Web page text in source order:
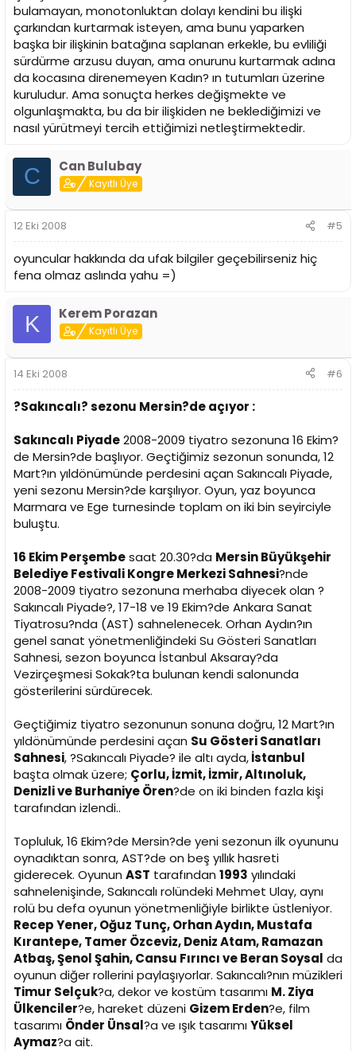
bulamayan, monotonluktan dolayı kendini bu ilişki
çarkından kurtarmak isteyen, ama bunu yaparken
başka bir ilişkinin batağına saplanan erkekle, bu evliliği
sürdürme arzusu duyan, ama onurunu kurtarmak adına
da kocasına direnemeyen Kadın? ın tutumları üzerine
kuruludur. Ama sonuçta herkes değişmekte ve
olgunlaşmakta, bu da bir ilişkiden ne beklediğimizi ve
nasıl yürütmeyi tercih ettiğimizi netleştirmektedir.
C Can Bulubay
Kayıtlı Üye
12 Eki 2008 #5
oyuncular hakkında da ufak bilgiler geçebilirseniz hiç
fena olmaz aslında yahu =)
K Kerem Porazan
Kayıtlı Üye
14 Eki 2008 #6
?Sakıncalı? sezonu Mersin?de açıyor :
Sakıncalı Piyade2008-2009 tiyatro sezonuna 16 Ekim?
de Mersin?de başlıyor. Geçtiğimiz sezonun sonunda, 12
Mart?ın yıldönümünde perdesini açan Sakıncalı Piyade,
yeni sezonu Mersin?de karşılıyor. Oyun, yaz boyunca
Marmara ve Ege turnesinde toplam on iki bin seyirciyle
buluştu.
16 Ekim Perşembesaat 20.30?da Mersin Büyükşehir
Belediye Festivali Kongre Merkezi Sahnesi?nde
2008-2009 tiyatro sezonuna merhaba diyecek olan ?
Sakıncalı Piyade?, 17-18 ve 19 Ekim?de Ankara Sanat
Tiyatrosu?nda (AST) sahnelenecek. Orhan Aydın?ın
genel sanat yönetmenliğindeki Su Gösteri Sanatları
Sahnesi, sezon boyunca İstanbul Aksaray?da
Vezirçeşmesi Sokak?ta bulunan kendi salonunda
gösterilerini sürdürecek.
Geçtiğimiz tiyatro sezonunun sonuna doğru, 12 Mart?ın
yıldönümünde perdesini açan Su Gösteri Sanatları
Sahnesi, ?Sakıncalı Piyade? ile altı ayda,İstanbul
başta olmak üzere; Çorlu, İzmit, İzmir, Altınoluk,
Denizli ve Burhaniye Ören?de on iki binden fazla kişi
tarafından izlendi..
Topluluk, 16 Ekim?de Mersin?de yeni sezonun ilk oyununu
oynadıktan sonra, AST?de on beş yıllık hasreti
giderecek. Oyunun AST tarafından 1993 yılındaki
sahnelenişinde, Sakıncalı rolündeki Mehmet Ulay, aynı
rolü bu defa oyunun yönetmenliğiyle birlikte üstleniyor.
Recep Yener, Oğuz Tunç, Orhan Aydın, Mustafa
Kırantepe, Tamer Özceviz, Deniz Atam, Ramazan
Atbaş, Şenol Şahin, Cansu Fırıncı ve Beran Soysal da
oyunun diğer rollerini paylaşıyorlar. Sakıncalı?nın müzikleri
Timur Selçuk?a, dekor ve kostüm tasarımı M. Ziya
Ülkenciler?e, hareket düzeni Gizem Erden?e, film
tasarımı Önder Ünsal?a ve ışık tasarımıYüksel
Aymaz?a ait.